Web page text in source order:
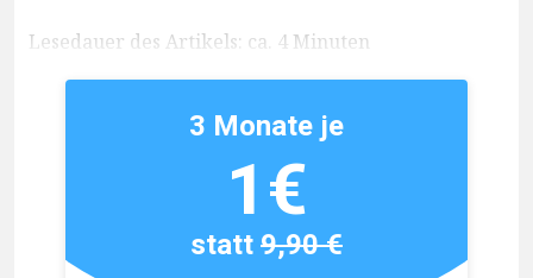
Lesedauer des Artikels: ca. 4 Minuten
3 Monate je
1€
statt9,90 €